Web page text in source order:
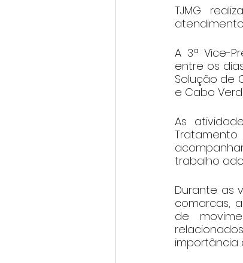
TJMG
A 3ª Vice-
entre os
Solução de
e Cabo
As
trabalho
Durante as
comarcas,
de
importância